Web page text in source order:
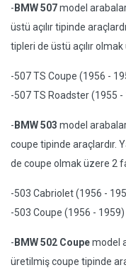
- BMW 507model
üstü açılır tipinde
tipleri de üstü açılır
-507 TS Coupe (1956 -
-507 TS Roadster (1955 -
- BMW 503 model
coupe tipinde araçlardır.
de coupe olmak üzere 2
-503 Cabriolet (1956 -
-503 Coupe (1956 - 1959)
- BMW 502 Coupemodel
üretilmiş coupe tipinde